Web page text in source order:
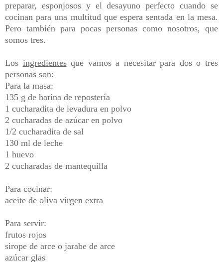
preparar, esponjosos y el desayuno perfecto cuando se
cocinan para una multitud que espera sentada en la mesa.
Pero también para pocas personas como nosotros, que
somos tres.
Los ingredientesque vamos a necesitar para dos o tres
personas son:
Para la masa:
135 g de harina de repostería
1 cucharadita de levadura en polvo
2 cucharadas de azúcar en polvo
1/2 cucharadita de sal
130 ml de leche
1 huevo
2 cucharadas de mantequilla
Para cocinar:
aceite de oliva virgen extra
Para servir:
frutos rojos
sirope de arce o jarabe de arce
azúcar glas